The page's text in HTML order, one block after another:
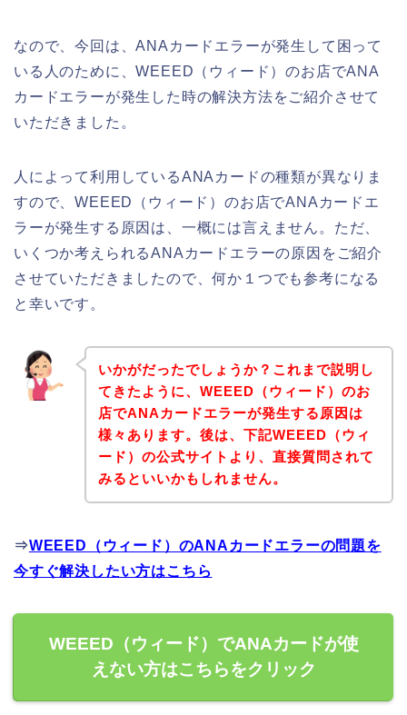
なので、今回は、ANAカードエラーが発生して困って
いる人のために、WEEED（ウィード）のお店でANA
カードエラーが発生した時の解決方法をご紹介させて
いただきました。
人によって利用しているANAカードの種類が異なりま
すので、WEEED（ウィード）のお店でANAカードエ
ラーが発生する原因は、一概には言えません。ただ、
いくつか考えられるANAカードエラーの原因をご紹介
させていただきましたので、何か１つでも参考になる
と幸いです。
いかがだったでしょうか？これまで説明し
てきたように、WEEED（ウィード）のお
店でANAカードエラーが発生する原因は
様々あります。後は、下記WEEED（ウィ
ード）の公式サイトより、直接質問されて
みるといいかもしれません。
⇒WEEED（ウィード）のANAカードエラーの問題を
今すぐ解決したい方はこちら
WEEED（ウィード）でANAカードが使
えない方はこちらをクリック